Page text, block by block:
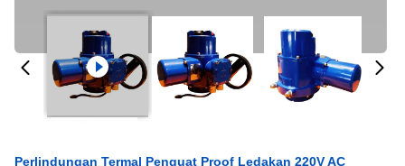
Perlindungan Termal Penguat Proof Ledakan 220V AC